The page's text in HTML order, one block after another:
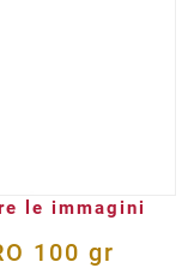
le immagini
100 gr